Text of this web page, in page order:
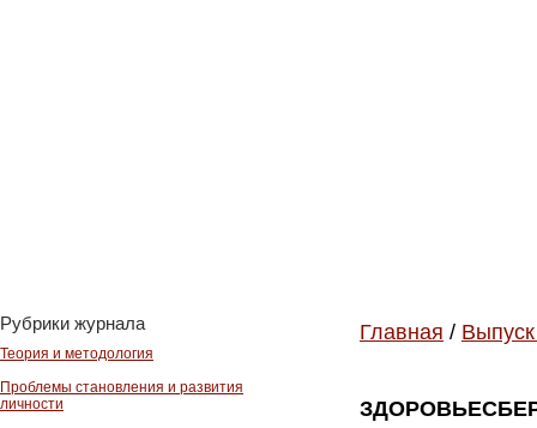
Рубрики журнала
Теория и методология
Проблемы становления и развития
личности
Главная /